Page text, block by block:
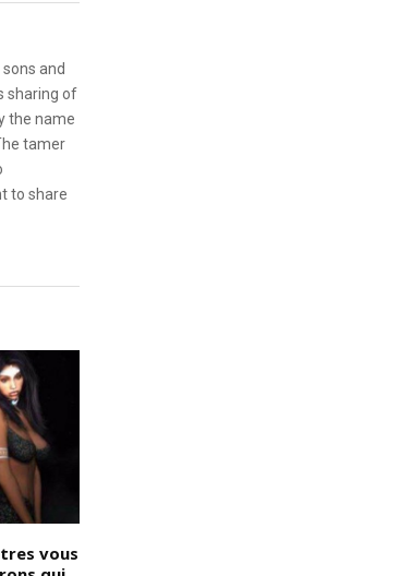
and
sharing of
the name
tamer
to share
vous